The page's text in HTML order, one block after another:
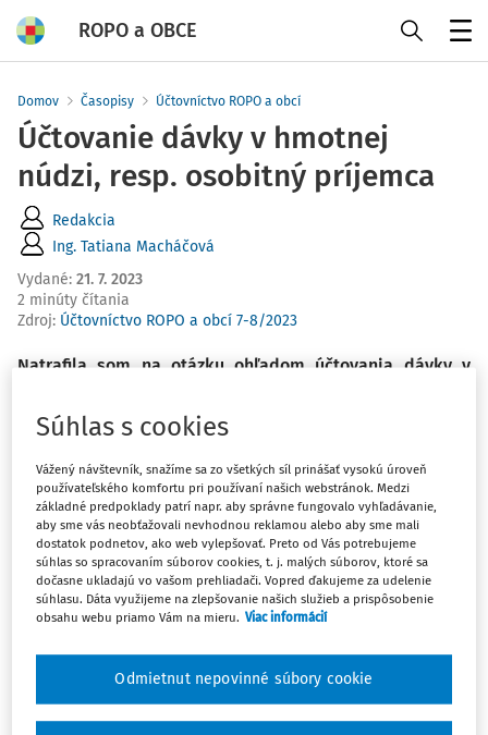
ROPO a OBCE
Domov Časopisy Účtovníctvo ROPO a obcí
Účtovanie dávky v hmotnej
núdzi, resp. osobitný príjemca
Redakcia
Ing. Tatiana Macháčová
Vydané: 21. 7. 2023
2 minúty čítania
Zdroj: Účtovníctvo ROPO a obcí 7-8/2023
Natrafila som na otázku ohľadom účtovania dávky v
„Ako správne postupovať pri účtovaní jednotlivých
dávky v hmotnej núdzi neprispôsobivých občanov, ktorá
sa mestu poskytuje prostredníctvom Úradu práce,
sociálnych vecí a rodiny SR? Dávka zahŕňa aj príspevok
na bývanie.
Mesto s touto dávkou nakladá takto: trikrát v mesiaci
občan býva v mestskom nájomnom byte, mestu z toho
prislúcha platiť nájom (čo má byť zároveň príjmom
rozpočtu mes
Súhlas s cookies
Vážený návštevník, snažíme sa zo všetkých síl prinášať vysokú úroveň
používateľského komfortu pri používaní našich webstránok. Medzi
základné predpoklady patrí napr. aby správne fungovalo vyhľadávanie,
aby sme vás neobťažovali nevhodnou reklamou alebo aby sme mali
dostatok podnetov, ako web vylepšovať. Preto od Vás potrebujeme
súhlas so spracovaním súborov cookies, t. j. malých súborov, ktoré sa
dočasne ukladajú vo vašom prehliadači. Vopred ďakujeme za udelenie
súhlasu. Dáta využijeme na zlepšovanie našich služieb a prispôsobenie
obsahu webu priamo Vám na mieru. Viac informácií
Odmietnut nepovinné súbory cookie